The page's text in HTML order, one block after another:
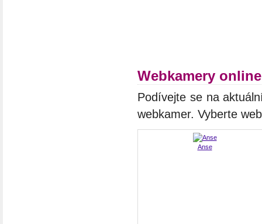
Webkamery
Podívejte se na
webkamer. Vyberte
Anse